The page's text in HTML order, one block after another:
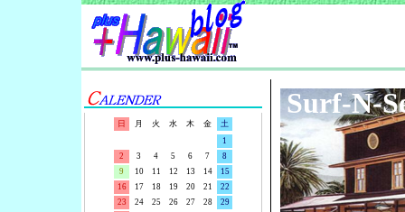
日 月 火 水 木 金
土
1
2
3 4 5 6 7
8
9
10 11 12 13 14
15
16
17 18 19 20 21
22
23
24 25 26 27 28
29
Surf-N-